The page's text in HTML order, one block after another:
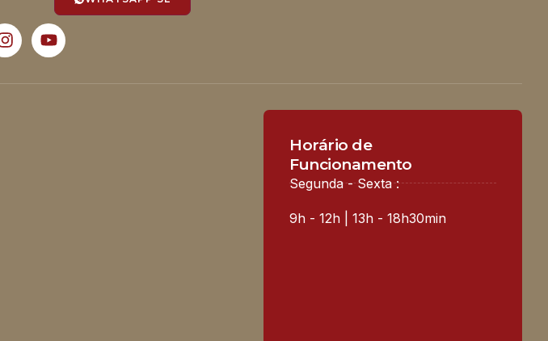
Horário de
Funcionamento
Segunda - Sexta :
9h - 12h | 13h - 18h30min